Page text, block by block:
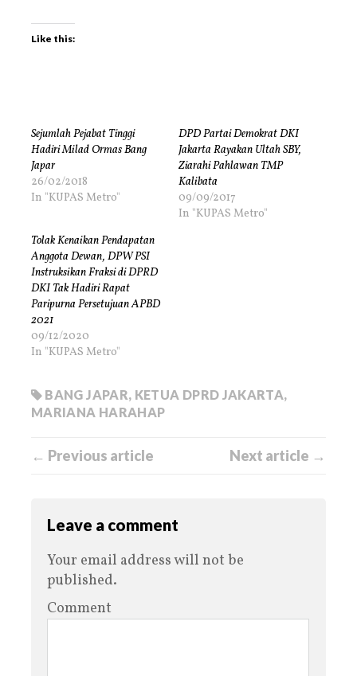
Like this:
Sejumlah Pejabat Tinggi
Hadiri Milad Ormas Bang
Japar
26/02/2018
In "KUPAS Metro"
DPD Partai Demokrat DKI
Jakarta Rayakan Ultah SBY,
Ziarahi Pahlawan TMP
Kalibata
09/09/2017
In "KUPAS Metro"
Tolak Kenaikan Pendapatan
Anggota Dewan, DPW PSI
Instruksikan Fraksi di DPRD
DKI Tak Hadiri Rapat
Paripurna Persetujuan APBD
2021
09/12/2020
In "KUPAS Metro"
BANG JAPAR, KETUA DPRD JAKARTA,
MARIANA HARAHAP
← Previous article Next article →
Leave a comment
Your email address will not be
published.
Comment